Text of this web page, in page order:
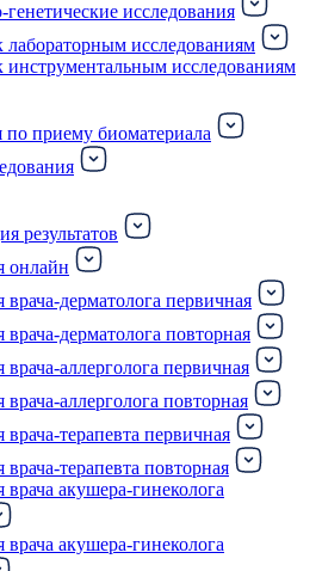
исследования
лабораторным исследованиям
инструментальным исследованиям
приему биоматериала
результатов
онлайн
врача-дерматолога первичная
врача-дерматолога повторная
врача-аллерголога первичная
врача-аллерголога повторная
врача-терапевта первичная
врача-терапевта повторная
врача акушера-гинеколога
врача акушера-гинеколога